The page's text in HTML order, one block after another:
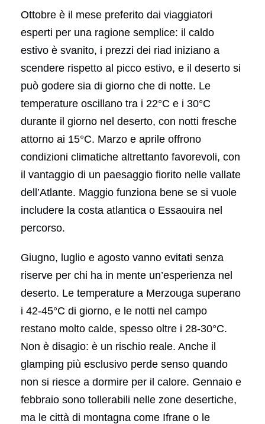
Ottobre è il mese preferito dai viaggiatori
esperti per una ragione semplice: il caldo
estivo è svanito, i prezzi dei riad iniziano a
scendere rispetto al picco estivo, e il deserto si
può godere sia di giorno che di notte. Le
temperature oscillano tra i 22°C e i 30°C
durante il giorno nel deserto, con notti fresche
attorno ai 15°C. Marzo e aprile offrono
condizioni climatiche altrettanto favorevoli, con
il vantaggio di un paesaggio fiorito nelle vallate
dell’Atlante. Maggio funziona bene se si vuole
includere la costa atlantica o Essaouira nel
percorso.
Giugno, luglio e agosto vanno evitati senza
riserve per chi ha in mente un’esperienza nel
deserto. Le temperature a Merzouga superano
i 42-45°C di giorno, e le notti nel campo
restano molto calde, spesso oltre i 28-30°C.
Non è disagio: è un rischio reale. Anche il
glamping più esclusivo perde senso quando
non si riesce a dormire per il calore. Gennaio e
febbraio sono tollerabili nelle zone desertiche,
ma le città di montagna come Ifrane o le